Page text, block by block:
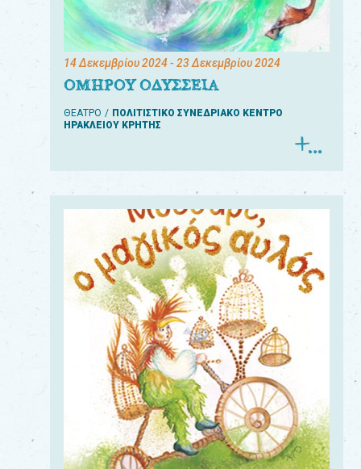
14 Δεκεμβρίου 2024- 23 Δεκεμβρίου 2024
ΟΜΗΡΟΥ ΟΔΥΣΣΕΙΑ
ΘΕΑΤΡΟ
ΠΟΛΙΤΙΣΤΙΚΟ ΣΥΝΕΔΡΙΑΚΟ ΚΕΝΤΡΟ
ΗΡΑΚΛΕΙΟΥ ΚΡΗΤΗΣ